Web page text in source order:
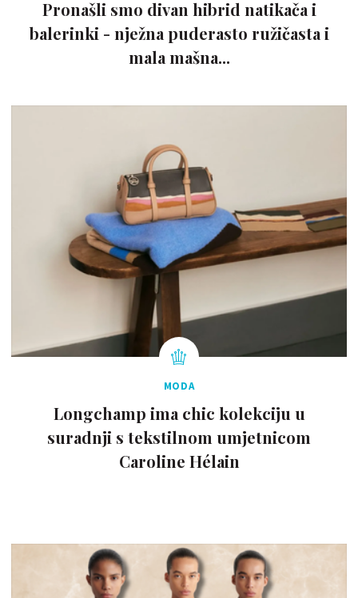
Pronašli smo divan hibrid natikača i
balerinki - nježna puderasto ružičasta i
mala mašna...
MODA
Longchamp ima chic kolekciju u
suradnji s tekstilnom umjetnicom
Caroline Hélain